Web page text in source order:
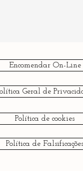
Encomendar On-Line
Geral de
Política de cookies
Política de Falsificações